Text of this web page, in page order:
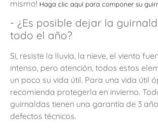
mismo! Haga clic aquí para componer su
- ¿Es posible dejar la
todo el año?
Sí, resiste la lluvia, la nieve, el viento
intenso, pero atención, todos estos
un poco su vida útil. Para una vida útil
recomienda protegerla en invierno.
guirnaldas tienen una garantía de 3
defectos técnicos.